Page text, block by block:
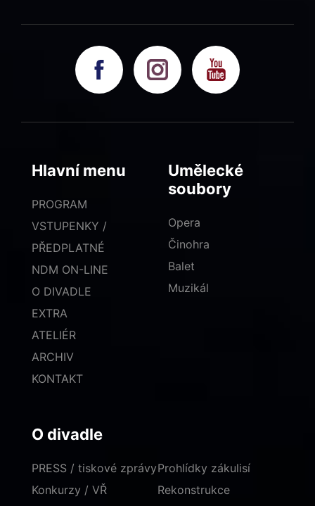
Hlavní menu
PROGRAM
VSTUPENKY /
PŘEDPLATNÉ
NDM ON-LINE
O DIVADLE
EXTRA
ATELIÉR
ARCHIV
KONTAKT
Umělecké
soubory
Opera
Činohra
Balet
Muzikál
O divadle
PRESS / tiskové zprávy
Konkurzy / VŘ
Prohlídky zákulisí
Rekonstrukce